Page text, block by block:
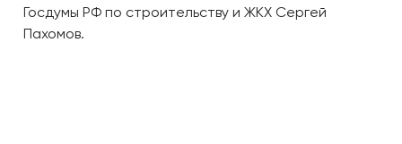
Госдумы РФ по строительству и ЖКХ Сергей
Пахомов.